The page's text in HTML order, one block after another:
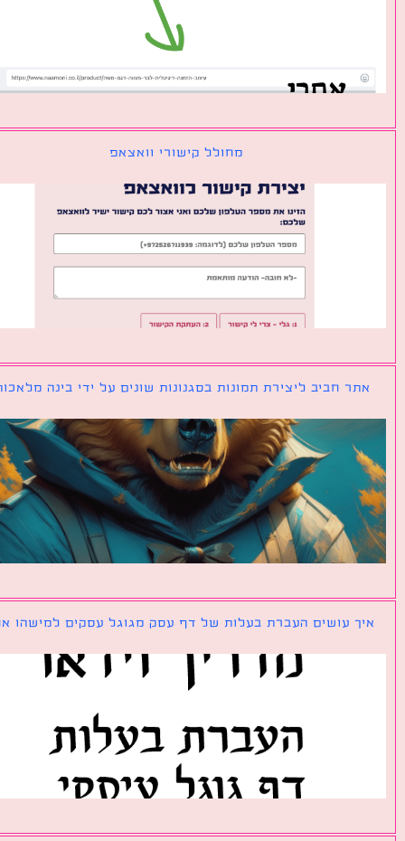
מחולל קישורי וואצאפ
חביב ליצירת תמונות בסגנונות שונים על ידי בינה מלאכותית
עושים העברת בעלות של דף עסק מגוגל עסקים למישהו אחר?